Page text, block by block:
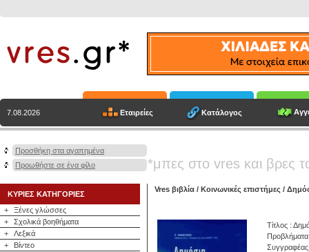
7.08.2026 Εταιρείες Κατάλογος
Προσθήκη στα αγαπημένα
Προωθήστε σε ένα φίλο
*μπες στο vres και βρες
ΚΥΡΙΕΣ ΚΑΤΗΓΟΡΙΕΣ
+
Ξένες γλώσσες
+
Σχολικά βοηθήματα
+
Λεξικά
+
Βίντεο
Vres βιβλία / Κοινωνικές επιστήμες /
Τίτλος :